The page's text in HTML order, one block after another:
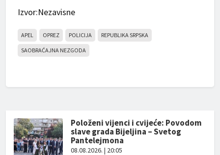
Izvor:Nezavisne
APEL OPREZ POLICIJA REPUBLIKA SRPSKA
SAOBRAĆAJNA NEZGODA
Položeni vijenci i cvijeće: Povodom
slave grada Bijeljina – Svetog
Pantelejmona
08.08.2026. | 20:05